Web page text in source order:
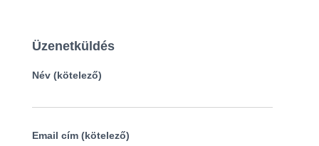
Üzenetküldés
Név (kötelező)
Email cím (kötelező)